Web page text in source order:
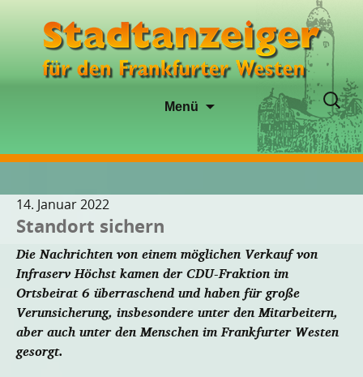
Menü
springen
Suchen
nach:
14. Januar 2022
Standort sichern
Die Nachrichten von einem möglichen Verkauf von
Infraserv Höchst kamen der CDU-Fraktion im
Ortsbeirat 6 überraschend und haben für große
Verunsicherung, insbesondere unter den Mitarbeitern,
aber auch unter den Menschen im Frankfurter Westen
gesorgt.